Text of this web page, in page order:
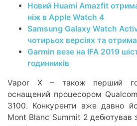
Новий Huami Amazfit
ніж в Apple Watch 4
Samsung Galaxy Watch
чотирьох версіях та
Garmin везе на IFA 2019
годинників
Vapor X – також перший
оснащений процесором
3100. Конкуренти вже давно
Mont Blanc Summit 2 дебютував